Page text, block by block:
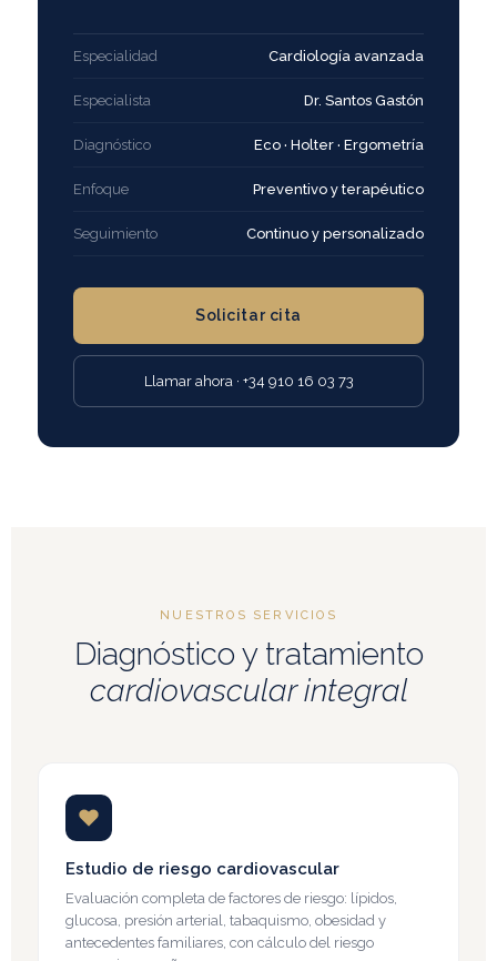
Especialidad Cardiología avanzada
Especialista Dr. Santos Gastón
Diagnóstico Eco · Holter · Ergometría
Enfoque Preventivo y terapéutico
Seguimiento Continuo y personalizado
Solicitar cita
Llamar ahora · +34 910 16 03 73
NUESTROS SERVICIOS
Diagnóstico y tratamiento
cardiovascular integral
Estudio de riesgo cardiovascular
Evaluación completa de factores de riesgo: lípidos,
glucosa, presión arterial, tabaquismo, obesidad y
antecedentes familiares, con cálculo del riesgo